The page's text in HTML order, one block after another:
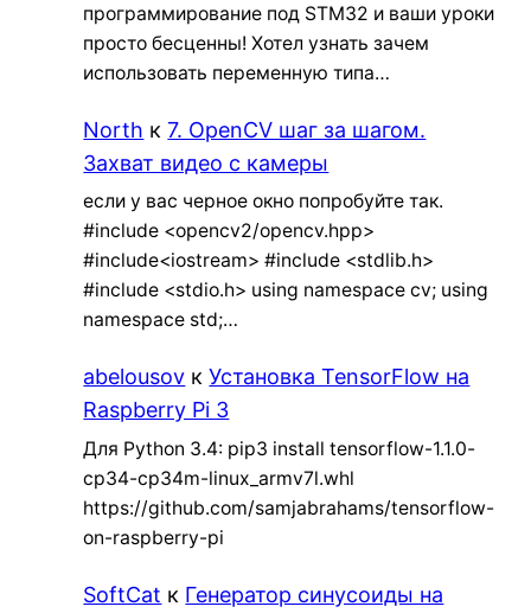
программирование под STM32 и ваши уроки
просто бесценны! Хотел узнать зачем
использовать переменную типа…
North к7. OpenCV шаг за шагом.
Захват видео с камеры
если у вас черное окно попробуйте так.
#include <opencv2/opencv.hpp>
#include<iostream> #include <stdlib.h>
#include <stdio.h> using namespace cv; using
namespace std;…
abelousov кУстановка TensorFlow на
Raspberry Pi 3
Для Python 3.4: pip3 install tensorflow-1.1.0-
cp34-cp34m-linux_armv7l.whl
https://github.com/samjabrahams/tensorflow-
on-raspberry-pi
SoftCat к Генератор синусоиды на